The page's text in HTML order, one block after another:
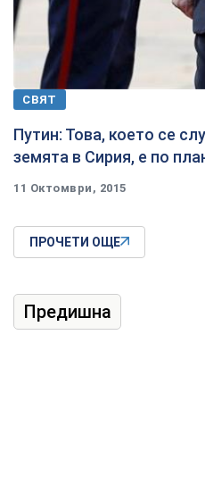
СВЯТ
Путин: Това, което се
земята в Сирия, е по
11 Октомври, 2015
ПРОЧЕТИ ОЩЕ
Предишна